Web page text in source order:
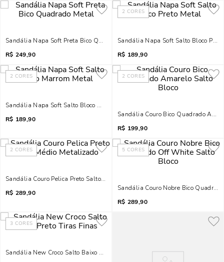
Sandália Napa Soft Preta Bico Quadrado Metal
R$ 249,90
2 CORES
Sandália Napa Soft Salto Bloco
R$ 189,90
2 CORES
Sandália Napa Soft Salto Bloco Marrom Metal
R$ 189,90
2 CORES
Sandália Couro Bico Quadrado
R$ 199,90
2 CORES
Sandália Couro Pelica Preto Salto Médio Metalizado
R$ 289,90
5 CORES
Sandália Couro Nobre Bico
R$ 289,90
3 CORES
Sandália New Croco Salto Baixo Preto Tiras Finas